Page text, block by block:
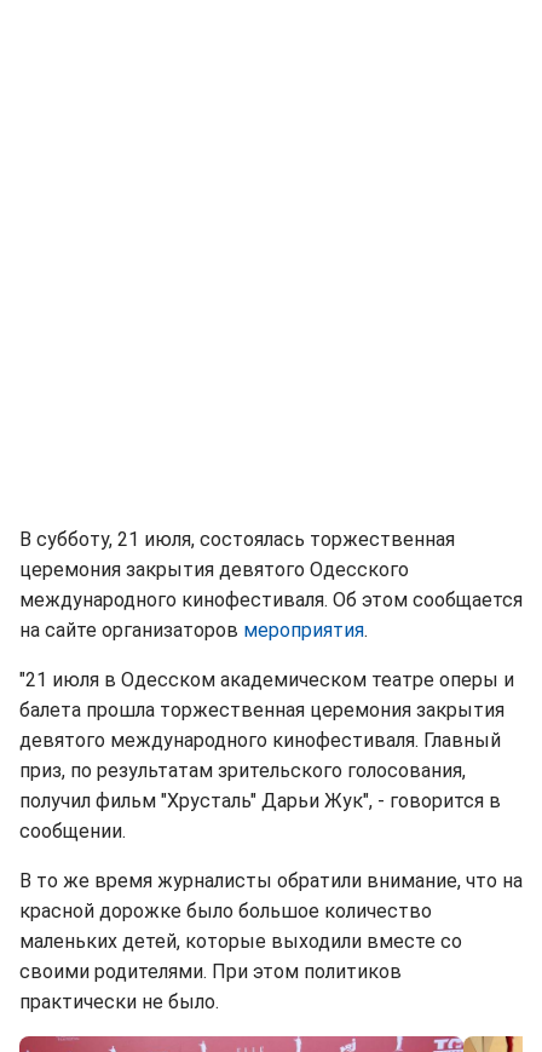
В субботу, 21 июля, состоялась торжественная
церемония закрытия девятого Одесского
международного кинофестиваля. Об этом сообщается
на сайте организаторов мероприятия.
"21 июля в Одесском академическом театре оперы и
балета прошла торжественная церемония закрытия
девятого международного кинофестиваля. Главный
приз, по результатам зрительского голосования,
получил фильм "Хрусталь" Дарьи Жук", - говорится в
сообщении.
В то же время журналисты обратили внимание, что на
красной дорожке было большое количество
маленьких детей, которые выходили вместе со
своими родителями. При этом политиков
практически не было.